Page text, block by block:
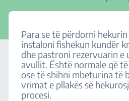
Para se të përdorni
instaloni fishekun kundër
dhe pastroni rezervuarin e
avullit. Është normale që
ose të shihni mbeturina të
vrimat e pllakës së
procesi.